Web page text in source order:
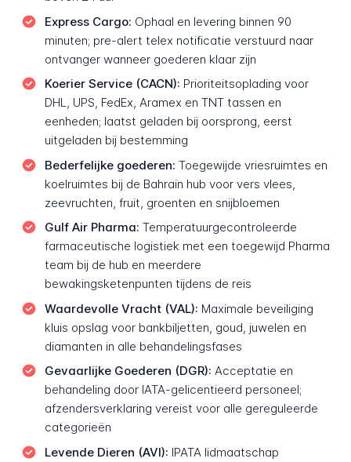
Express Cargo: Ophaal en levering binnen 90
minuten; pre-alert telex notificatie verstuurd naar
ontvanger wanneer goederen klaar zijn
Koerier Service (CACN): Prioriteitsoplading voor
DHL, UPS, FedEx, Aramex en TNT tassen en
eenheden; laatst geladen bij oorsprong, eerst
uitgeladen bij bestemming
Bederfelijke goederen: Toegewijde vriesruimtes en
koelruimtes bij de Bahrain hub voor vers vlees,
zeevruchten, fruit, groenten en snijbloemen
Gulf Air Pharma: Temperatuurgecontroleerde
farmaceutische logistiek met een toegewijd Pharma
team bij de hub en meerdere
bewakingsketenpunten tijdens de reis
Waardevolle Vracht (VAL): Maximale beveiliging
kluis opslag voor bankbiljetten, goud, juwelen en
diamanten in alle behandelingsfases
Gevaarlijke Goederen (DGR): Acceptatie en
behandeling door IATA-gelicentieerd personeel;
afzendersverklaring vereist voor alle gereguleerde
categorieën
Levende Dieren (AVI): IPATA lidmaatschap